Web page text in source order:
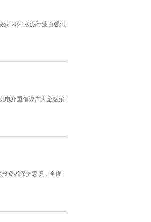
获“2024水泥行业百强供
电郑重倡议广大金融消
资者保护意识，全面